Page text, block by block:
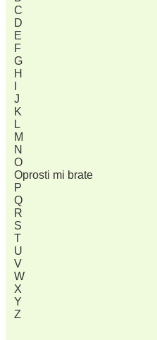
C
D
E
F
G
H
J
K
L
M
N
O
Oprosti mi brate
P
Q
R
S
T
U
V
W
X
Y
Z